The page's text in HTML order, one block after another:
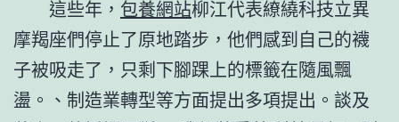
這些年， 包養網站柳江代表繚繞科技立異
摩羯座們停止了原地踏步，他們感到自己的襪
子被吸走了，只剩下腳踝上的標籤在隨風飄
盪。、制造業轉型等方面提出多項提出。談及